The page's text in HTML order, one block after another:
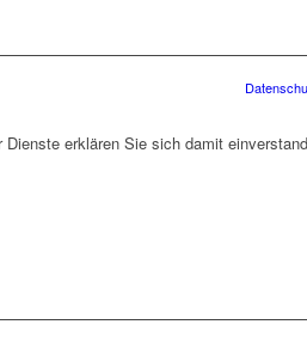
erklären Sie sich damit